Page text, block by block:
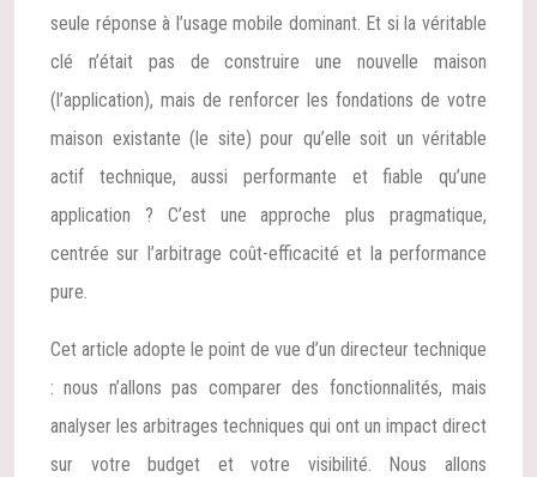
seule réponse à l’usage mobile dominant. Et si la véritable
clé n’était pas de construire une nouvelle maison
(l’application), mais de renforcer les fondations de votre
maison existante (le site) pour qu’elle soit un véritable
actif technique, aussi performante et fiable qu’une
application ? C’est une approche plus pragmatique,
centrée sur l’arbitrage coût-efficacité et la performance
pure.
Cet article adopte le point de vue d’un directeur technique
: nous n’allons pas comparer des fonctionnalités, mais
analyser les arbitrages techniques qui ont un impact direct
sur votre budget et votre visibilité. Nous allons